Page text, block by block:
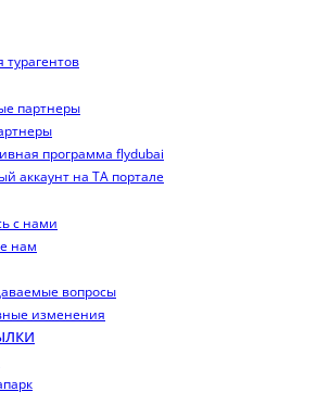
турагентов
партнеры
программа flydubai
аккаунт на TA портале
с нами
нам
вопросы
изменения